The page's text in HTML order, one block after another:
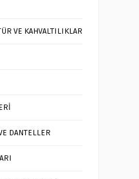
VE KAHVALTILIKLAR
DANTELLER